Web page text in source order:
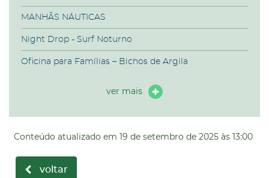
MANHÃS NÁUTICAS
Night Drop - Surf Noturno
Oficina para Famílias – Bichos de Argila
ver mais
Conteúdo atualizado em 19 de setembro de 2025 às 13:00
voltar